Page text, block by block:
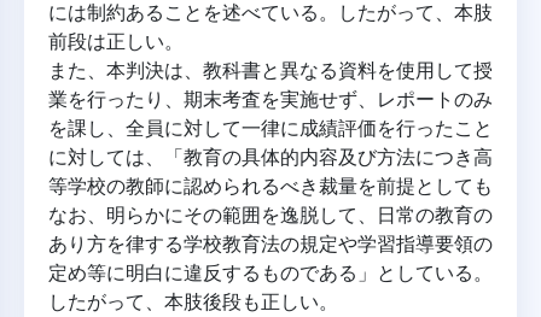
には制約あることを述べている。したがって、本肢
前段は正しい。
また、本判決は、教科書と異なる資料を使用して授
業を行ったり、期末考査を実施せず、レポートのみ
を課し、全員に対して一律に成績評価を行ったこと
に対しては、「教育の具体的内容及び方法につき高
等学校の教師に認められるべき裁量を前提としても
なお、明らかにその範囲を逸脱して、日常の教育の
あり方を律する学校教育法の規定や学習指導要領の
定め等に明白に違反するものである」としている。
したがって、本肢後段も正しい。